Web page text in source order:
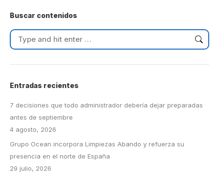
Buscar contenidos
Search:
Entradas recientes
7 decisiones que todo administrador debería dejar preparadas
antes de septiembre
4 agosto, 2026
Grupo Ocean incorpora Limpiezas Abando y refuerza su
presencia en el norte de España
29 julio, 2026